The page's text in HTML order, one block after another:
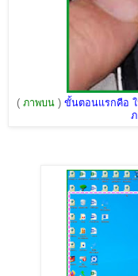
( ภาพบน)ขั้นตอนแรกคือ ใ